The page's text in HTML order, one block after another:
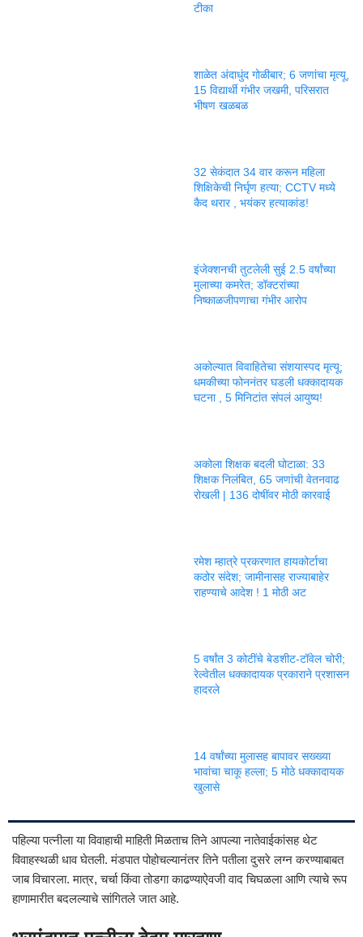
टीका
शाळेत अंदाधुंद गोळीबार; 6 जणांचा मृत्यू,
15 विद्यार्थी गंभीर जखमी, परिसरात
भीषण खळबळ
32 सेकंदात 34 वार करून महिला
शिक्षिकेची निर्घृण हत्या; CCTV मध्ये
कैद थरार , भयंकर हत्याकांड!
इंजेक्शनची तुटलेली सुई 2.5 वर्षांच्या
मुलाच्या कमरेत; डॉक्टरांच्या
निष्काळजीपणाचा गंभीर आरोप
अकोल्यात विवाहितेचा संशयास्पद मृत्यू;
धमकीच्या फोननंतर घडली धक्कादायक
घटना , 5 मिनिटांत संपलं आयुष्य!
अकोला शिक्षक बदली घोटाळा: 33
शिक्षक निलंबित, 65 जणांची वेतनवाढ
रोखली | 136 दोषींवर मोठी कारवाई
रमेश म्हात्रे प्रकरणात हायकोर्टाचा
कठोर संदेश; जामीनासह राज्याबाहेर
राहण्याचे आदेश ! 1 मोठी अट
5 वर्षांत 3 कोटींचे बेडशीट-टॉवेल चोरी;
रेल्वेतील धक्कादायक प्रकाराने प्रशासन
हादरले
14 वर्षांच्या मुलासह बापावर सख्ख्या
भावांचा चाकू हल्ला; 5 मोठे धक्कादायक
खुलासे
पहिल्या पत्नीला या विवाहाची माहिती मिळताच तिने आपल्या नातेवाईकांसह थेट
विवाहस्थळी धाव घेतली. मंडपात पोहोचल्यानंतर तिने पतीला दुसरे लग्न करण्याबाबत
जाब विचारला. मात्र, चर्चा किंवा तोडगा काढण्याऐवजी वाद चिघळला आणि त्याचे रूप
हाणामारीत बदलल्याचे सांगितले जात आहे.